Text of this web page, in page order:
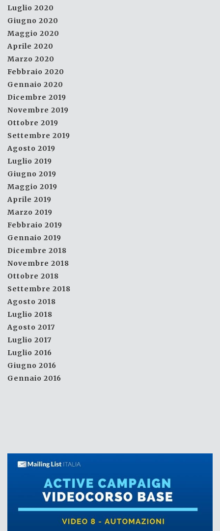
Luglio 2020
Giugno 2020
Maggio 2020
Aprile 2020
Marzo 2020
Febbraio 2020
Gennaio 2020
Dicembre 2019
Novembre 2019
Ottobre 2019
Settembre 2019
Agosto 2019
Luglio 2019
Giugno 2019
Maggio 2019
Aprile 2019
Marzo 2019
Febbraio 2019
Gennaio 2019
Dicembre 2018
Novembre 2018
Ottobre 2018
Settembre 2018
Agosto 2018
Luglio 2018
Agosto 2017
Luglio 2017
Luglio 2016
Giugno 2016
Gennaio 2016